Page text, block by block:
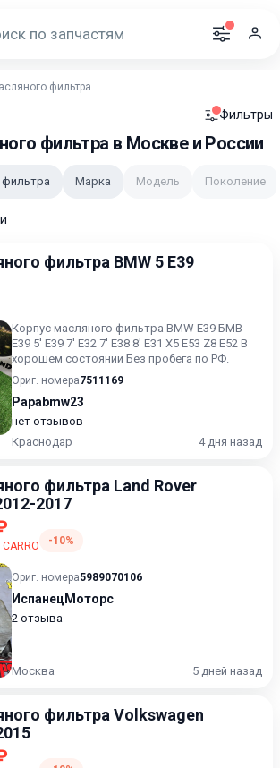
фильтра
Фильтры
фильтра в Москве и России
фильтра Марка Модель Поколение
фильтра BMW 5 E39
Корпус масляного фильтра BMW E39 БМВ
Е39 5' E39 7' E32 7' E38 8' E31 X5 E53 Z8 E52 В
хорошем состоянии Без пробега по РФ.
Ориг. номера7511169
Papabmw23
нет отзывов
Краснодар
4 дня назад
фильтра Land Rover
2017
-10%
Ориг. номера5989070106
ИспанецМоторс
2 отзыва
Москва 5 дней назад
фильтра Volkswagen